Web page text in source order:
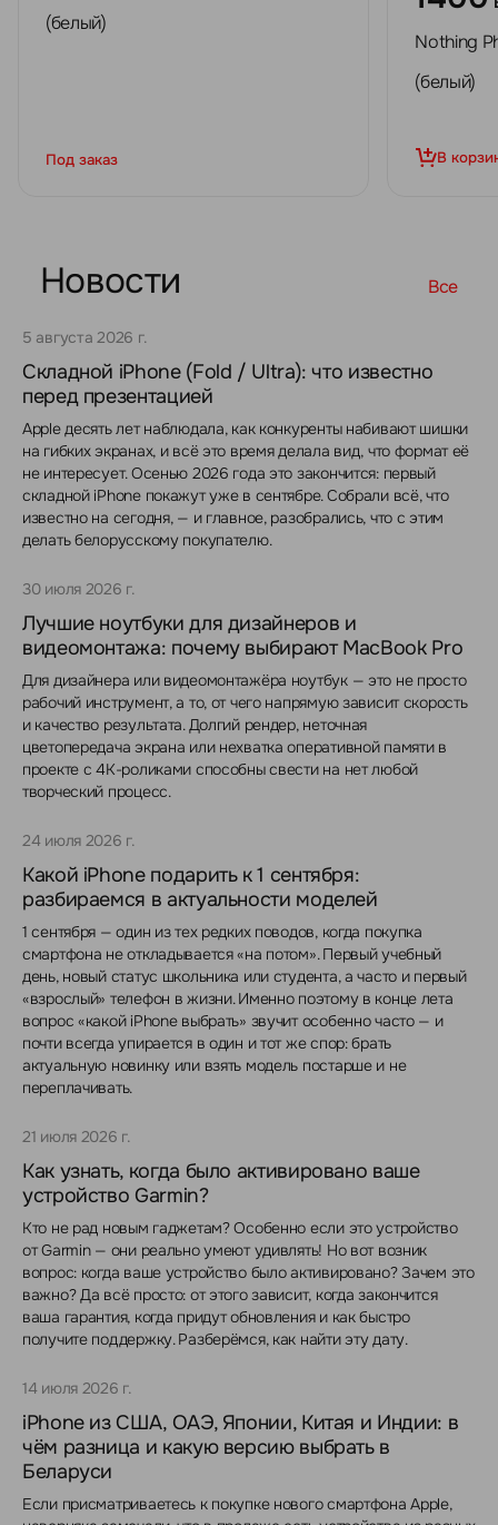
(белый)
Под заказ
Nothing
(белый)
В
Новости Все
5 августа 2026 г.
Складной iPhone (Fold / Ultra): что известно
перед презентацией
Apple десять лет наблюдала, как конкуренты набивают шишки
на гибких экранах, и всё это время делала вид, что формат её
не интересует. Осенью 2026 года это закончится: первый
складной iPhone покажут уже в сентябре. Собрали всё, что
известно на сегодня, — и главное, разобрались, что с этим
делать белорусскому покупателю.
30 июля 2026 г.
Лучшие ноутбуки для дизайнеров и
видеомонтажа: почему выбирают MacBook Pro
Для дизайнера или видеомонтажёра ноутбук — это не просто
рабочий инструмент, а то, от чего напрямую зависит скорость
и качество результата. Долгий рендер, неточная
цветопередача экрана или нехватка оперативной памяти в
проекте с 4K-роликами способны свести на нет любой
творческий процесс.
24 июля 2026 г.
Какой iPhone подарить к 1 сентября:
разбираемся в актуальности моделей
1 сентября — один из тех редких поводов, когда покупка
смартфона не откладывается «на потом». Первый учебный
день, новый статус школьника или студента, а часто и первый
«взрослый» телефон в жизни. Именно поэтому в конце лета
вопрос «какой iPhone выбрать» звучит особенно часто — и
почти всегда упирается в один и тот же спор: брать
актуальную новинку или взять модель постарше и не
переплачивать.
21 июля 2026 г.
Как узнать, когда было активировано ваше
устройство Garmin?
Кто не рад новым гаджетам? Особенно если это устройство
от Garmin — они реально умеют удивлять! Но вот возник
вопрос: когда ваше устройство было активировано? Зачем это
важно? Да всё просто: от этого зависит, когда закончится
ваша гарантия, когда придут обновления и как быстро
получите поддержку. Разберёмся, как найти эту дату.
14 июля 2026 г.
iPhone из США, ОАЭ, Японии, Китая и Индии: в
чём разница и какую версию выбрать в
Беларуси
Если присматриваетесь к покупке нового смартфона Apple,